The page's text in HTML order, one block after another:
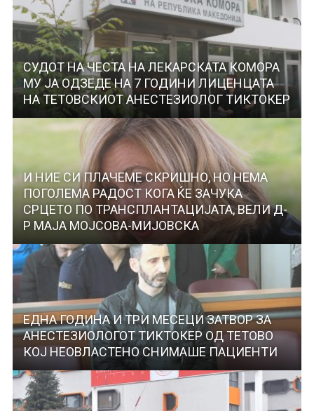
СУДОТ НА ЧЕСТА НА ЛЕКАРСКАТА КОМОРА
МУ ЈА ОДЗЕДЕ НА 7 ГОДИНИ ЛИЦЕНЦАТА
НА ТЕТОВСКИОТ АНЕСТЕЗИОЛОГ ТИКТОКЕР
И НИЕ СИ ПЛАЧЕМЕ СКРИШНО, НО НЕМА
ПОГОЛЕМА РАДОСТ КОГА ЌЕ ЗАЧУКА
СРЦЕТО ПО ТРАНСПЛАНТАЦИЈАТА, ВЕЛИ Д-
Р МАЈА МОЈСОВА-МИЈОВСКА
ЕДНА ГОДИНА И ТРИ МЕСЕЦИ ЗАТВОР ЗА
АНЕСТЕЗИОЛОГОТ ТИКТОКЕР ОД ТЕТОВО
КОЈ НЕОВЛАСТЕНО СНИМАШЕ ПАЦИЕНТИ